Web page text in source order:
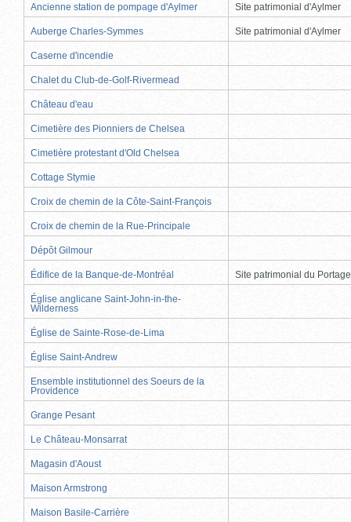
Ancienne station de pompage d'Aylmer Site patrimonial d'Aylmer
Auberge Charles-Symmes Site patrimonial d'Aylmer
Caserne d'incendie
Chalet du Club-de-Golf-Rivermead
Château d'eau
Cimetière des Pionniers de Chelsea
Cimetière protestant d'Old Chelsea
Cottage Stymie
Croix de chemin de la Côte-Saint-François
Croix de chemin de la Rue-Principale
Dépôt Gilmour
Édifice de la Banque-de-Montréal Site patrimonial du Portage
Église anglicane Saint-John-in-the-
Wilderness
Église de Sainte-Rose-de-Lima
Église Saint-Andrew
Ensemble institutionnel des Soeurs de la
Providence
Grange Pesant
Le Château-Monsarrat
Magasin d'Aoust
Maison Armstrong
Maison Basile-Carrière